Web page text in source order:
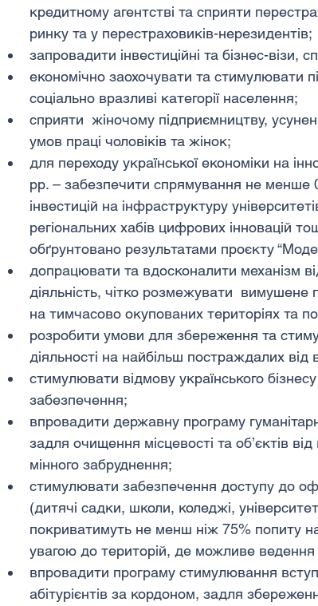
кредитному агентстві та сприяти
ринку та у перестраховиків-нерезидентів;
запровадити інвестиційні та бізнес-візи,
економічно заохочувати та стимулювати
соціально вразливі категорії населення;
сприяти  жіночому підприємництву,
умов праці чоловіків та жінок;
для переходу української економіки на
рр. – забезпечити спрямування не
інвестицій на інфраструктуру
регіональних хабів цифрових інновацій
обґрунтовано результатами проєкту
допрацювати та вдосконалити механізм
діяльність, чітко розмежувати
на тимчасово окупованих територіях та
розробити умови для збереження та
діяльності на найбільш постраждалих від
стимулювати відмову українського
забезпечення;
впровадити державну програму
задля очищення місцевості та об’єктів
мінного забруднення;
стимулювати забезпечення доступу до
(дитячі садки, школи, коледжі,
покриватимуть не менш ніж 75% попиту
увагою до територій, де можливе ведення
впровадити програму стимулювання
абітурієнтів за кордоном, задля